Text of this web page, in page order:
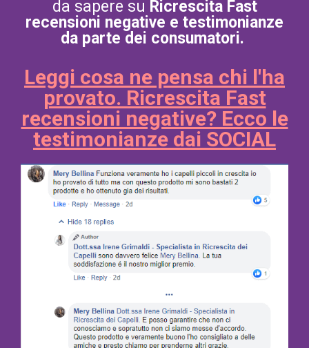
da sapere su Ricrescita Fast
recensioni negative e testimonianze
da parte dei consumatori.
Leggi cosa ne pensa chi l'ha
provato. Ricrescita Fast
recensioni negative? Ecco le
testimonianze dai SOCIAL